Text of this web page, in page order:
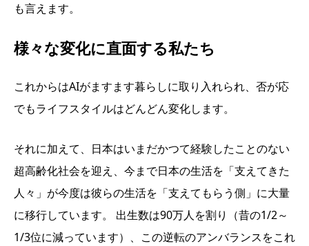
も言えます。
様々な変化に直面する私たち
これからはAIがますます暮らしに取り入れられ、否が応
でもライフスタイルはどんどん変化します。
それに加えて、日本はいまだかつて経験したことのない
超高齢化社会を迎え、今まで日本の生活を「支えてきた
人々」が今度は彼らの生活を「支えてもらう側」に大量
に移行しています。 出生数は90万人を割り（昔の1/2～
1/3位に減っています）、この逆転のアンバランスをこれ